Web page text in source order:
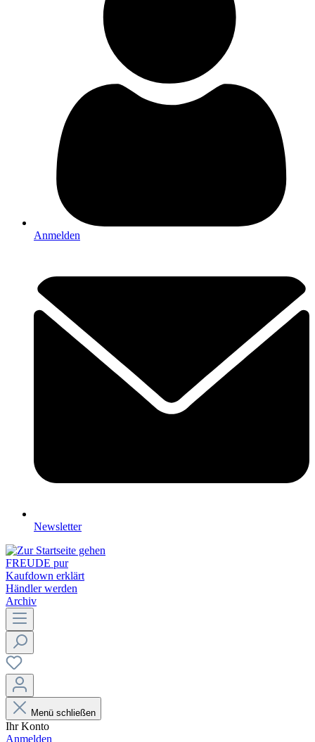
Anmelden
Newsletter
FREUDE pur
Kaufdown erklärt
Händler werden
Archiv
Menü schließen
Ihr Konto
Anmelden